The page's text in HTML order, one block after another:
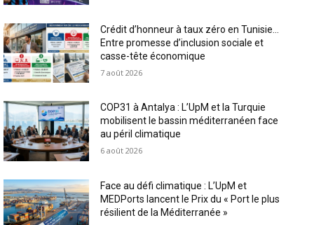
Crédit d’honneur à taux zéro en Tunisie…
Entre promesse d’inclusion sociale et
casse-tête économique
7 août 2026
COP31 à Antalya : L’UpM et la Turquie
mobilisent le bassin méditerranéen face
au péril climatique
6 août 2026
Face au défi climatique : L’UpM et
MEDPorts lancent le Prix du « Port le plus
résilient de la Méditerranée »